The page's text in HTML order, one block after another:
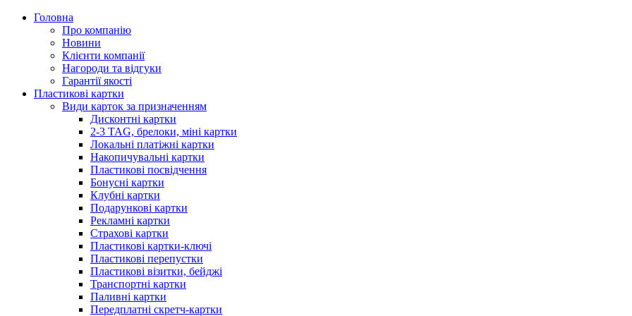
Головна
Про компанію
Новини
Клієнти компанії
Нагороди та відгуки
Гарантії якості
Пластикові картки
Види карток за призначенням
Дисконтні картки
2-3 TAG, брелоки, міні картки
Локальні платіжні картки
Накопичувальні картки
Пластикові посвідчення
Бонусні картки
Клубні картки
Подарункові картки
Рекламні картки
Страхові картки
Пластикові картки-ключі
Пластикові перепустки
Пластикові візитки, бейджі
Транспортні картки
Паливні картки
Передплатні скретч-картки